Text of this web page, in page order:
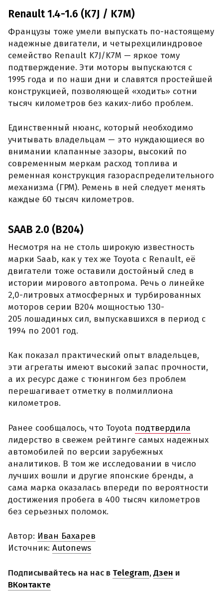
Renault 1.4-1.6 (K7J / K7M)
Французы тоже умели выпускать по-настоящему
надежные двигатели, и четырехцилиндровое
семейство Renault K7J/K7M — яркое тому
подтверждение. Эти моторы выпускаются с
1995 года и по наши дни и славятся простейшей
конструкцией, позволяющей «ходить» сотни
тысяч километров без каких-либо проблем.
Единственный нюанс, который необходимо
учитывать владельцам — это нуждающиеся во
внимании клапанные зазоры, высокий по
современным меркам расход топлива и
ременная конструкция газораспределительного
механизма (ГРМ). Ремень в ней следует менять
каждые 60 тысяч километров.
SAAB 2.0 (B204)
Несмотря на не столь широкую известность
марки Saab, как у тех же Toyota с Renault, её
двигатели тоже оставили достойный след в
истории мирового автопрома. Речь о линейке
2,0-литровых атмосферных и турбированных
моторов серии B204 мощностью 130-
205 лошадиных сил, выпускавшихся в период с
1994 по 2001 год.
Как показал практический опыт владельцев,
эти агрегаты имеют высокий запас прочности,
а их ресурс даже с тюнингом без проблем
перешагивает отметку в полмиллиона
километров.
Ранее сообщалось, что Toyota подтвердила
лидерство в свежем рейтинге самых надежных
автомобилей по версии зарубежных
аналитиков. В том же исследовании в число
лучших вошли и другие японские бренды, а
сама марка оказалась впереди по вероятности
достижения пробега в 400 тысяч километров
без серьезных поломок.
Автор: Иван Бахарев
Источник: Autonews
Подписывайтесь на нас в Telegram,Дзен и
ВКонтакте